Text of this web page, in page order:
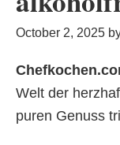
October 2, 2025
Welt der
puren Genuss